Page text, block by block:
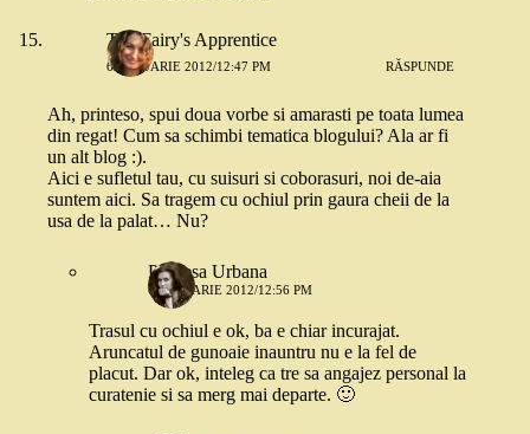
The Fairy's Apprentice
6 IANUARIE 2012/12:47 PM RĂSPUNDE
Ah, printeso, spui doua vorbe si amarasti pe toata lumea
din regat! Cum sa schimbi tematica blogului? Ala ar fi
un alt blog :).
Aici e sufletul tau, cu suisuri si coborasuri, noi de-aia
suntem aici. Sa tragem cu ochiul prin gaura cheii de la
usa de la palat… Nu?
Printesa Urbana
6 IANUARIE 2012/12:56 PM
Trasul cu ochiul e ok, ba e chiar incurajat.
Aruncatul de gunoaie inauntru nu e la fel de
placut. Dar ok, inteleg ca tre sa angajez personal la
curatenie si sa merg mai departe. 🙂